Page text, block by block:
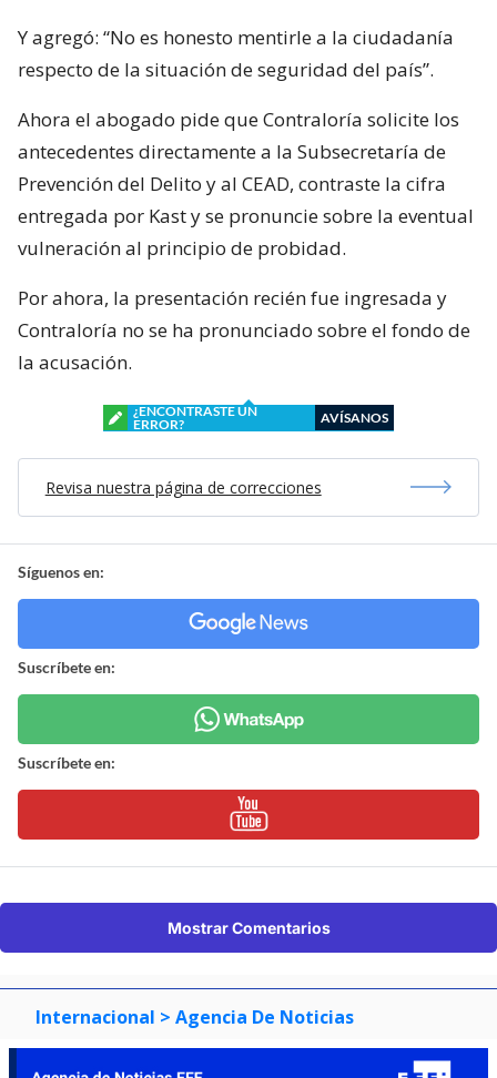
Y agregó: “No es honesto mentirle a la ciudadanía
respecto de la situación de seguridad del país”.
Ahora el abogado pide que Contraloría solicite los
antecedentes directamente a la Subsecretaría de
Prevención del Delito y al CEAD, contraste la cifra
entregada por Kast y se pronuncie sobre la eventual
vulneración al principio de probidad.
Por ahora, la presentación recién fue ingresada y
Contraloría no se ha pronunciado sobre el fondo de
la acusación.
¿ENCONTRASTE UN
ERROR?
AVÍSANOS
Revisa nuestra página de correcciones
Síguenos en:
Suscríbete en:
Suscríbete en:
Mostrar Comentarios
Internacional > Agencia De Noticias